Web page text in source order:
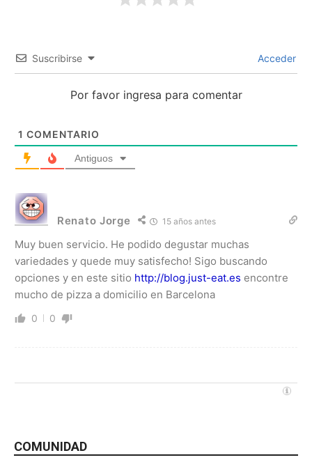
Suscribirse Acceder
Por favor ingresa para comentar
1 COMENTARIO
Antiguos
Renato Jorge 15 años antes
Muy buen servicio. He podido degustar muchas
variedades y quede muy satisfecho! Sigo buscando
opciones y en este sitio http://blog.just-eat.es encontre
mucho de pizza a domicilio en Barcelona
0 0
COMUNIDAD